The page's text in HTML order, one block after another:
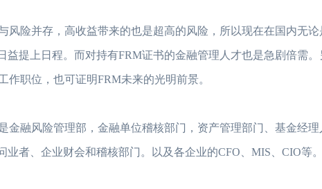
风险并存，高收益带来的也是超高的风险，所以现在在国内无
益提上日程。而对持有FRM证书的金融管理人才也是急剧倍需
作职位，也可证明FRM未来的光明前景。
金融风险管理部，金融单位稽核部门，资产管理部门、基金经
者、企业财会和稽核部门。以及各企业的CFO、MIS、CIO等。